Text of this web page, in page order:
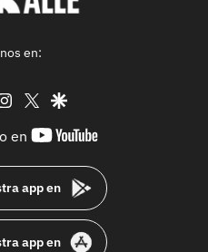
en:
instagram
twittergoogle
en
youtube-
app en
app en